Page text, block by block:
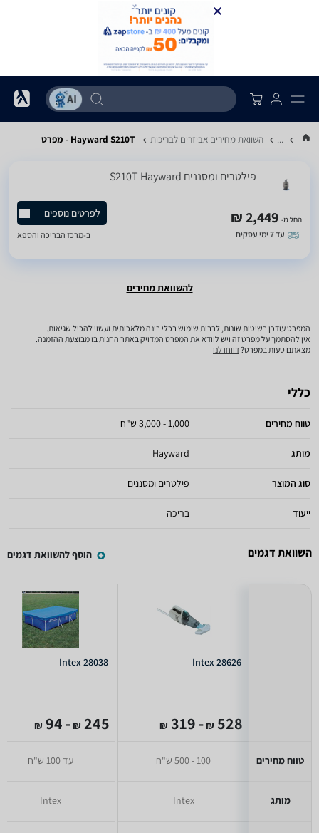
... השוואת מחירים אביזרים לבריכות Hayward S210T - מפרט
‏פילטרים ומסננים S210T Hayward
החל מ- 2,449 ₪
עד 7 ימי עסקים
לפרטים נוספים
ב-מרכז הבריכה והספא
להשוואת מחירים
המפרט עודכן בשיטות שונות, לרבות שימוש בכלי בינה מלאכותית ועשוי להכיל שגיאות.
אין להסתמך על מפרט זה ויש לוודא את המפרט המדויק באתר החנות בו מבוצעת ההזמנה.
מצאתם טעות במפרט?דווחו לנו
כללי
טווח מחירים 1,000 - 3,000 ש"ח
מותג Hayward
סוג המוצר פילטרים ומסננים
ייעוד בריכה
השוואת דגמים הוסף להשוואת דגמים
טווח מחירים
מותג
Intex 28626
528
₪
- 319
₪
100 - 500 ש"ח
Intex
Intex 28038
245
₪
- 94
₪
עד 100 ש"ח
Intex